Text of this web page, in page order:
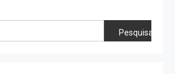
Pesquisar